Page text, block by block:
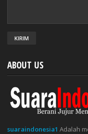
ABOUT US
suaraindonesia1 Adalah